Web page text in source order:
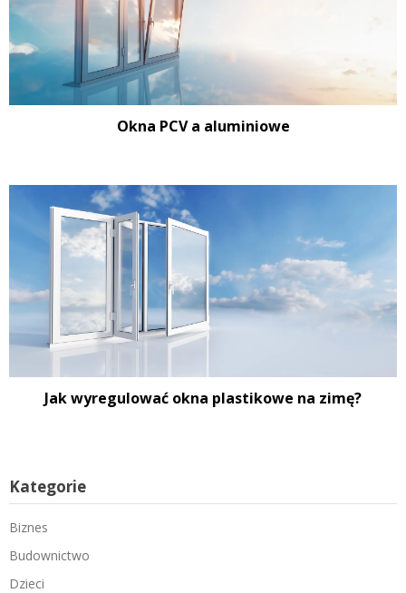
Okna PCV a aluminiowe
Jak wyregulować okna plastikowe na zimę?
Kategorie
Biznes
Budownictwo
Dzieci